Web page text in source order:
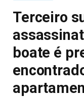
Terceiro
boate é